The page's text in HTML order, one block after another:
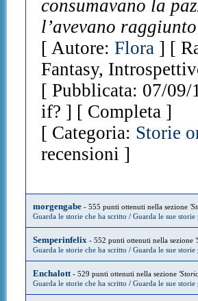
consumavano la
l’avevano
[ Autore: Flora] [
Fantasy,
[ Pubblicata: 07/
if? ] [ Completa ]
[ Categoria: Storie
recensioni ]
morgengabe- 555 punti ottenuti nella sezione
Guarda le storie che ha scritto / Guarda le sue storie
Semperinfelix - 552 punti ottenuti nella sezione
Guarda le storie che ha scritto / Guarda le sue storie
Enchalott- 529 punti ottenuti nella sezione
Guarda le storie che ha scritto / Guarda le sue storie